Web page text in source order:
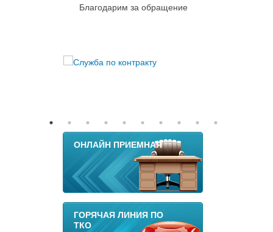
Благодарим за обращение
ОНЛАЙН ПРИЕМНАЯ
ГОРЯЧАЯ ЛИНИЯ ПО
ТКО